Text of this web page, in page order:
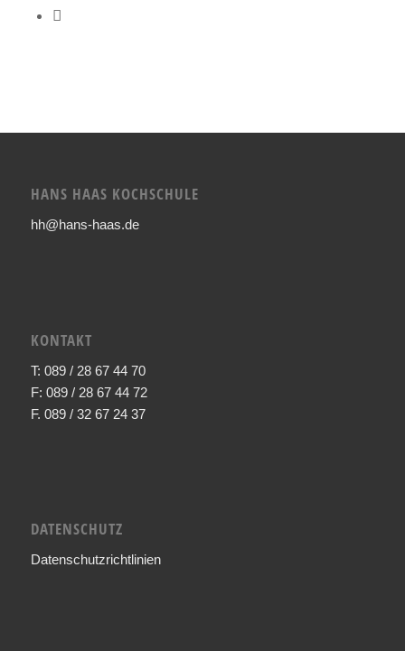
HANS HAAS KOCHSCHULE
hh@hans-haas.de
KONTAKT
T: 089 / 28 67 44 70
F: 089 / 28 67 44 72
F. 089 / 32 67 24 37
DATENSCHUTZ
Datenschutzrichtlinien